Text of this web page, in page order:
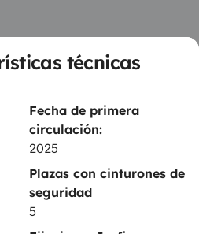
técnicas
Fecha de primera
circulación:
2025
Plazas con cinturones de
seguridad
5